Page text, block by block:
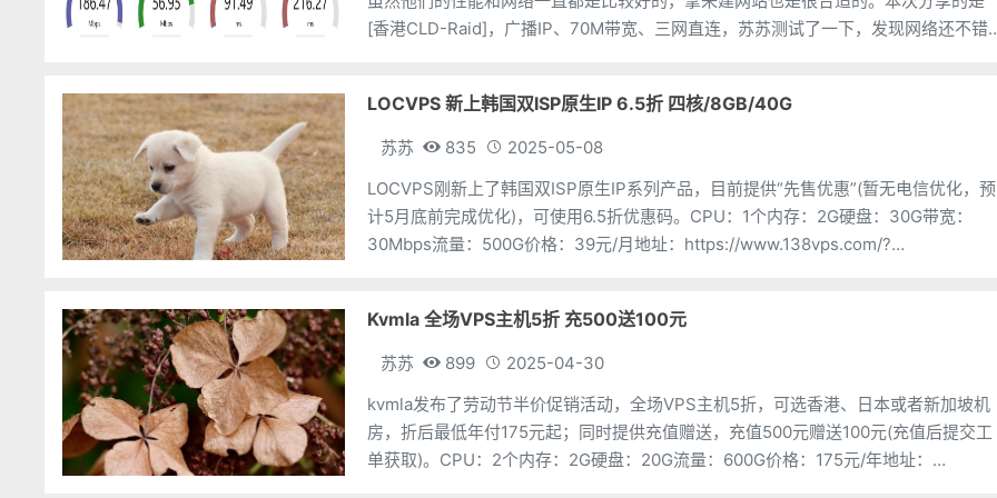
[香港CLD-Raid]，广播IP、70M带宽、三网直连，苏苏测试了一下，发现网络还不错
LOCVPS 新上韩国双ISP原生IP 6.5折 四核/8GB/40G
苏苏 835
2025-05-08
LOCVPS刚新上了韩国双ISP原生IP系列产品，目前提供“先售优惠”(暂无电信优化，预
计5月底前完成优化)，可使用6.5折优惠码。CPU：1个内存：2G硬盘：30G带宽：
30Mbps流量：500G价格：39元/月地址：https://www.138vps.com/?
Kvmla 全场VPS主机5折 充500送100元
苏苏 899
2025-04-30
kvmla发布了劳动节半价促销活动，全场VPS主机5折，可选香港、日本或者新加坡机
房，折后最低年付175元起；同时提供充值赠送，充值500元赠送100元(充值后提交工
单获取)。CPU：2个内存：2G硬盘：20G流量：600G价格：175元/年地址：